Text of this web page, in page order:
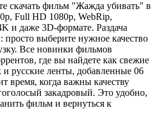
скачать фильм "Жажда убивать" в
Full HD 1080p, WebRip,
и даже 3D-формате. Раздача
просто выберите нужное качество
Все новинки фильмов
где вы найдете как свежие
русские ленты, добавленные 06
время, когда важны качеству
закадровый. Это удобно,
фильм и вернуться к